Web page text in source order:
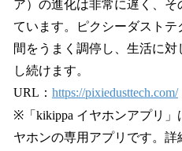
ア）の進化は非常に遅く、
ています。ピクシーダスト
間をうまく調停し、生活に
し続けます。
URL： https://pixiedusttech.com/
※「kikippa イヤホンアプリ」
ヤホンの専用アプリです。